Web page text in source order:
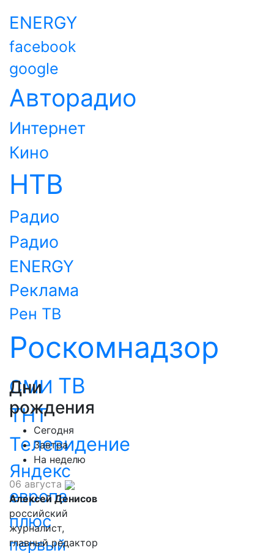
ENERGY
facebook
google
Авторадио
Интернет
Кино
НТВ
Радио
Радио
ENERGY
Реклама
Рен ТВ
Роскомнадзор
СМИ ТВ
ТНТ
Телевидение
Яндекс
европа
плюс
первый
Дни
рождения
Сегодня
Завтра
На неделю
06 августа
Алексей Денисов
российский
журналист,
главный редактор